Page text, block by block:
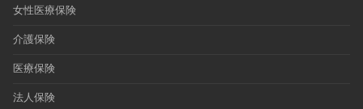
女性医療保険
介護保険
医療保険
法人保険